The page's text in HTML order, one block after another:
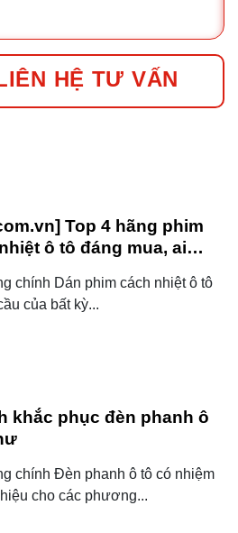
HỆ TƯ VẤN
Top 4 hãng phim
ô tô đáng mua, ai
chính Dán phim cách nhiệt ô tô
của bất kỳ...
khắc phục đèn phanh ô
chính Đèn phanh ô tô có nhiệm
cho các phương...